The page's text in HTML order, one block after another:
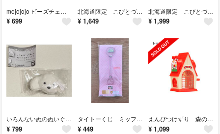
mojojojo ビーズチェーン付きフェイスマスコット 3.5 ヒヨコ
¥ 699
北海道限定 こびとづかん ミニマスコット サッポロユキダマダマシ
¥ 1,649
北海道限定 こびとづかん ミニマスコット マルメモダマ
¥ 1,999
いろんないぬのぬいぐるみクリップ ガチャ いぬ
¥ 799
タイトーくじ ミッフィー ブルーナアニマル F賞 クリアカトラリー かめ
¥ 449
えんぴつけずり 森の家 ミニチュアマスコット ガチャ レッド
¥ 1,099